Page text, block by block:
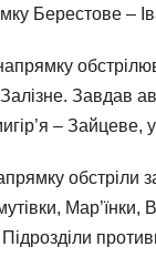
Берестове –
Завдав
– Зайцеве,
обстріли